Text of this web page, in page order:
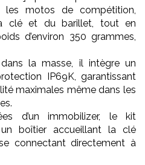
les motos de compétition,
clé et du barillet, tout en
d’environ 350 grammes,
la masse, il intègre un
IP69K, garantissant
maximales même dans les
d’un immobilizer, le kit
boîtier accueillant la clé
connectant directement à